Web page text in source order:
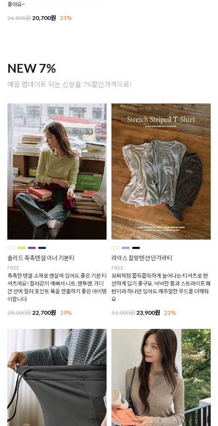
좋아요~
26,800원20,700원 23%
NEW 7%
매일 업데이트 되는 신상을 7%할인가격으로!
솔리드 촉촉텐셜 이너 기본티
FREE
촉촉한 텐셀 소재로 맨살에 입어도 좋은 기본 티
셔츠에요! 컬러감이 예뻐서 니트, 맨투맨, 가디
건 안에 컬러 포인트 룩을 연출하기 좋은 아이템
이랍니다
28,000원22,700원 19%
라이스 찰랑텐션 단가라티
FREE
모찌처럼 쫀득쫀득하게 늘어나는 티셔츠로 편
안하게 입기 좋구요, 넉넉한 품과 스트라이프 패
턴이라 하나만 입어도 캐주얼한 무드를 더해줘
요
31,000원23,900원 23%